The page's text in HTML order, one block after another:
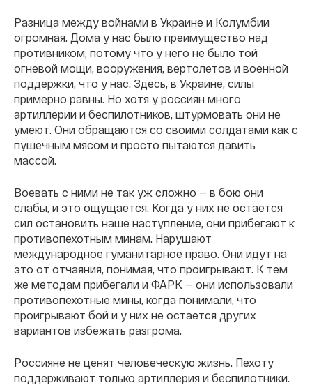
Разница между войнами в Украине и Колумбии
огромная. Дома у нас было преимущество над
противником, потому что у него не было той
огневой мощи, вооружения, вертолетов и военной
поддержки, что у нас. Здесь, в Украине, силы
примерно равны. Но хотя у россиян много
артиллерии и беспилотников, штурмовать они не
умеют. Они обращаются со своими солдатами как с
пушечным мясом и просто пытаются давить
массой.
Воевать с ними не так уж сложно — в бою они
слабы, и это ощущается. Когда у них не остается
сил остановить наше наступление, они прибегают к
противопехотным минам. Нарушают
международное гуманитарное право. Они идут на
это от отчаяния, понимая, что проигрывают. К тем
же методам прибегали и ФАРК — они использовали
противопехотные мины, когда понимали, что
проигрывают бой и у них не остается других
вариантов избежать разгрома.
Россияне не ценят человеческую жизнь. Пехоту
поддерживают только артиллерия и беспилотники.